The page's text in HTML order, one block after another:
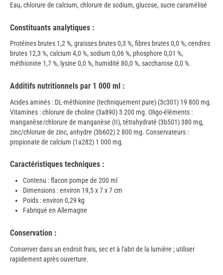
Eau, chlorure de calcium, chlorure de sodium, glucose, sucre caramélisé
Constituants analytiques :
Protéines brutes 1,2 %, graisses brutes 0,3 %, fibres brutes 0,0 %, cendres
brutes 12,3 %, calcium 4,0 %, sodium 0,06 %, phosphore 0,01 %,
méthionine 1,7 %, lysine 0,0 %, humidité 80,0 %, saccharose 0,0 %.
Additifs nutritionnels par 1 000 ml :
Acides aminés : DL-méthionine (techniquement pure) (3c301) 19 800 mg.
Vitamines : chlorure de choline (3a890) 3 200 mg. Oligo-éléments :
manganèse/chlorure de manganèse (II), tétrahydraté (3b501) 380 mg,
zinc/chlorure de zinc, anhydre (3b602) 2 800 mg. Conservateurs :
propionate de calcium (1a282) 1 000 mg.
Caractéristiques techniques :
Contenu : flacon pompe de 200 ml
Dimensions : environ 19,5 x 7 x 7 cm
Poids : environ 0,29 kg
Fabriqué en Allemagne
Conservation :
Conserver dans un endroit frais, sec et à l'abri de la lumière ; utiliser
rapidement après ouverture.